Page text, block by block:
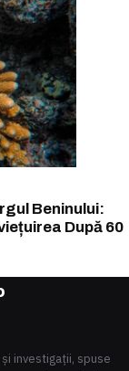
Beninului:
După 60
investigații, spuse